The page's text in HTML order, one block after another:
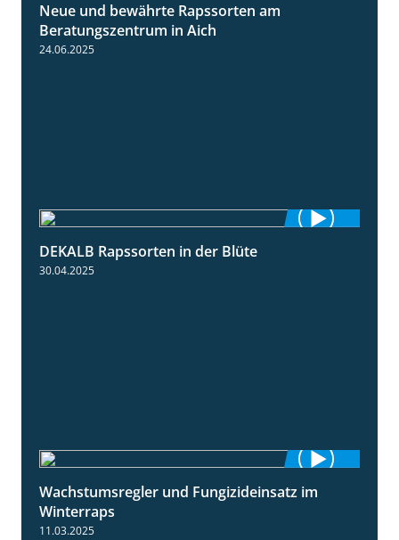
Neue und bewährte Rapssorten am
Beratungszentrum in Aich
24.06.2025
DEKALB Rapssorten in der Blüte
30.04.2025
1:23
Wachstumsregler und Fungizideinsatz im
Winterraps
11.03.2025